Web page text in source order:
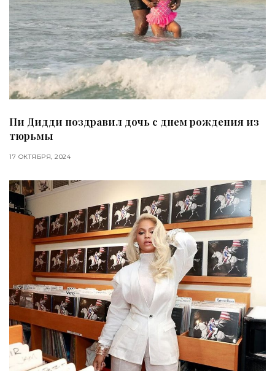
Пи Дидди поздравил дочь с днем ​​рождения из
тюрьмы
17 ОКТЯБРЯ, 2024